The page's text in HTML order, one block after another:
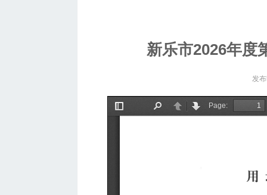
新乐市2026年度
发